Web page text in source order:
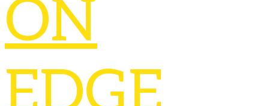
ON